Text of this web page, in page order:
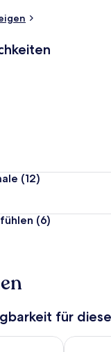
(12)
(6)
für
für heute Nacht,